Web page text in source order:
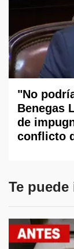
"No
Benegas
de
conflicto
Te